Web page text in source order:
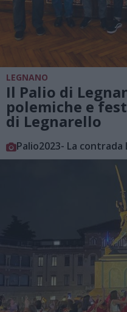
LEGNANO
Il Palio di
polemiche e
di Legnarello
Palio2023- La